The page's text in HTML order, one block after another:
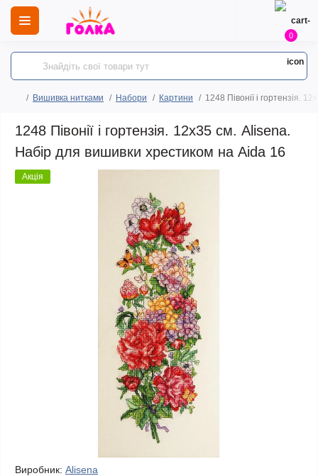
0
Вишивка нитками Набори Картини 1248 Півонії і гортензія.
1248 Півонії і гортензія. 12х35 см. Alisena.
Набір для вишивки хрестиком на Aida 16
Акція
Виробник: Alisena